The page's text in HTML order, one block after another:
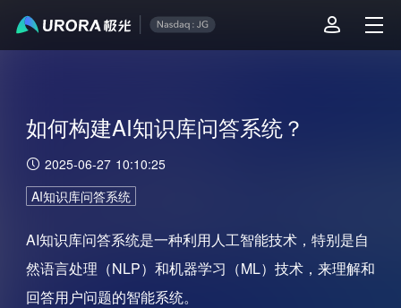
如何构建AI知识库问答系统？
2025-06-27 10:10:25
AI知识库问答系统
AI知识库问答系统是一种利用人工智能技术，特别是自
然语言处理（NLP）和机器学习（ML）技术，来理解和
回答用户问题的智能系统。